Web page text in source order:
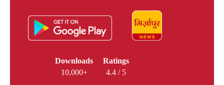
Downloads
10,000+
Ratings
4.4 / 5